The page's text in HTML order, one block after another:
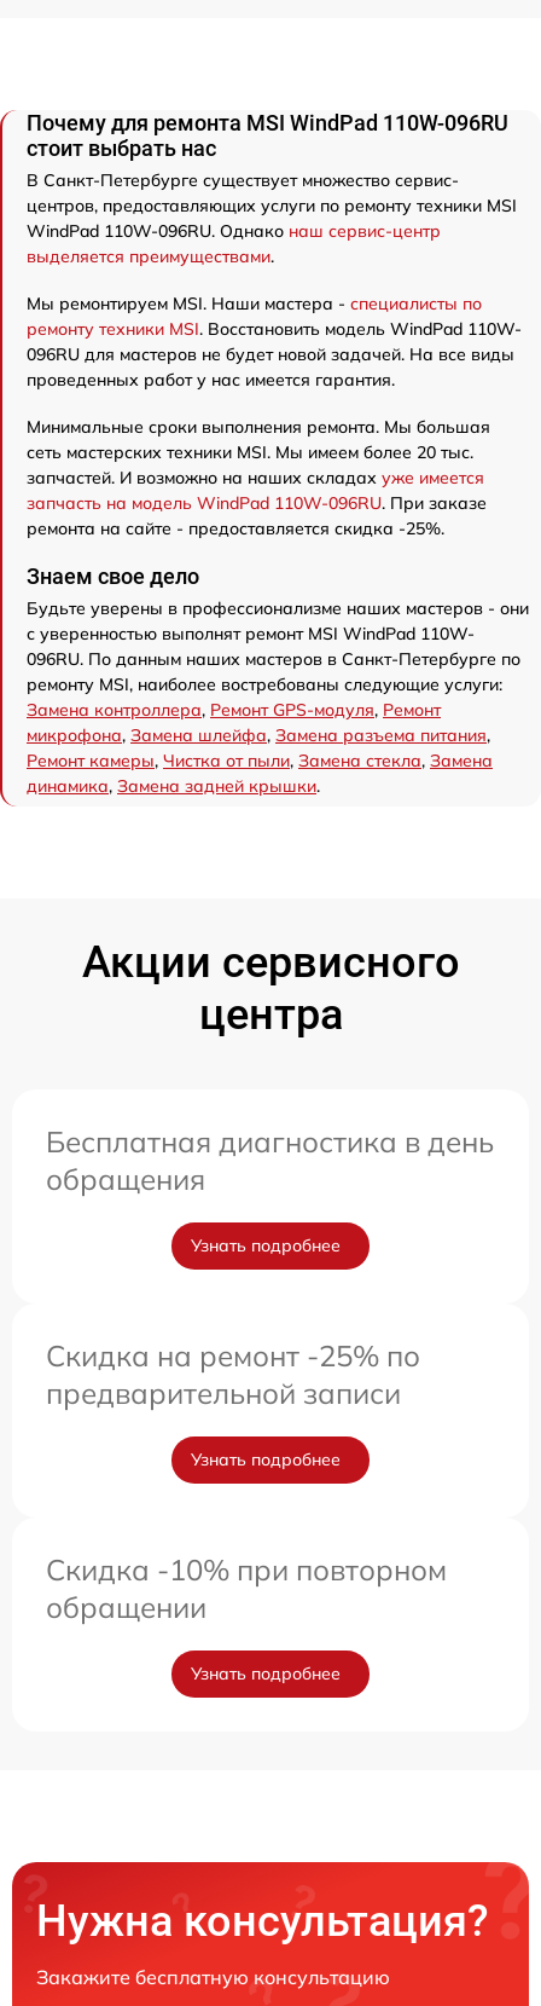
Почему для ремонта MSI WindPad 110W-096RU
стоит выбрать нас
В Санкт-Петербурге существует множество сервис-
центров, предоставляющих услуги по ремонту техники MSI
WindPad 110W-096RU. Однако наш сервис-центр
выделяется преимуществами.
Мы ремонтируем MSI. Наши мастера - специалисты по
ремонту техники MSI. Восстановить модель WindPad 110W-
096RU для мастеров не будет новой задачей. На все виды
проведенных работ у нас имеется гарантия.
Минимальные сроки выполнения ремонта. Мы большая
сеть мастерских техники MSI. Мы имеем более 20 тыс.
запчастей. И возможно на наших складах уже имеется
запчасть на модель WindPad 110W-096RU. При заказе
ремонта на сайте - предоставляется скидка -25%.
Знаем свое дело
Будьте уверены в профессионализме наших мастеров - они
с уверенностью выполнят ремонт MSI WindPad 110W-
096RU. По данным наших мастеров в Санкт-Петербурге по
ремонту MSI, наиболее востребованы следующие услуги:
Замена контроллера, Ремонт GPS-модуля, Ремонт
микрофона, Замена шлейфа, Замена разъема питания,
Ремонт камеры, Чистка от пыли, Замена стекла, Замена
динамика, Замена задней крышки.
Акции сервисного
центра
Бесплатная диагностика в день
обращения
Узнать подробнее
Скидка на ремонт -25% по
предварительной записи
Узнать подробнее
Скидка -10% при повторном
обращении
Узнать подробнее
Нужна консультация?
Закажите бесплатную консультацию